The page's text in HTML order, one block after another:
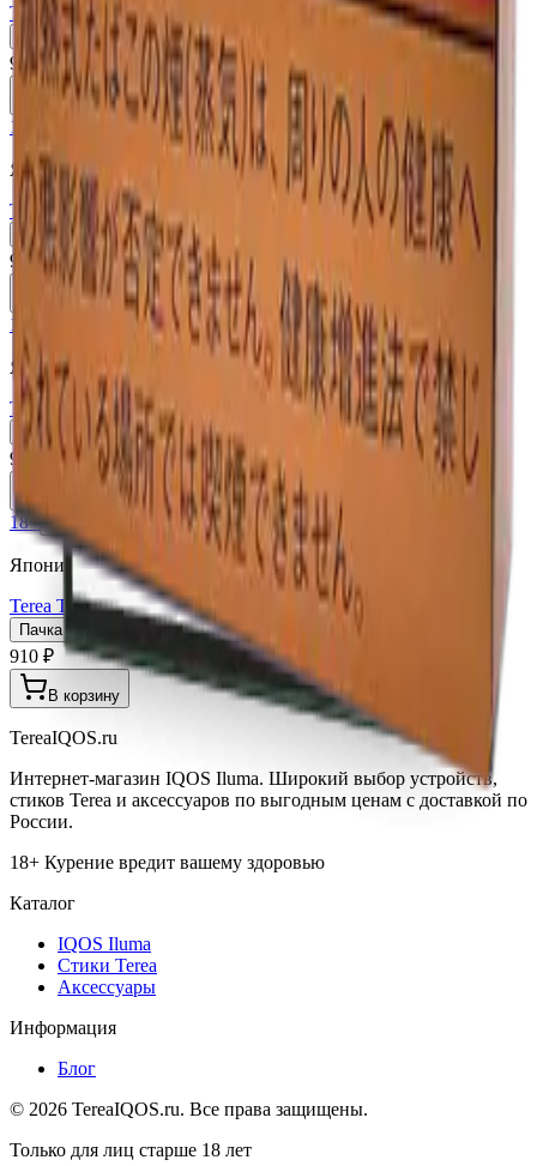
Terea Fusion Menthol JP
Пачка Блок×10
910 ₽
В корзину
18+ Мне исполнилось 18 лет
Япония (JP)
Terea Black Yellow Menthol JP
Пачка Блок×10
910 ₽
В корзину
18+ Мне исполнилось 18 лет
Япония (JP)
Terea Black Purple Menthol JP
Пачка Блок×10
910 ₽
18+ Мне исполнилось 18 лет
Япония (JP)
Terea Tropical Menthol JP
Пачка
910 ₽
В корзину
TereaIQOS.ru
Интернет-магазин IQOS Iluma. Широкий выбор устройств,
стиков Terea и аксессуаров по выгодным ценам с доставкой по
России.
18+ Курение вредит вашему здоровью
Каталог
IQOS Iluma
Стики Terea
Аксессуары
Информация
Блог
© 2026 TereaIQOS.ru. Все права защищены.
Только для лиц старше 18 лет